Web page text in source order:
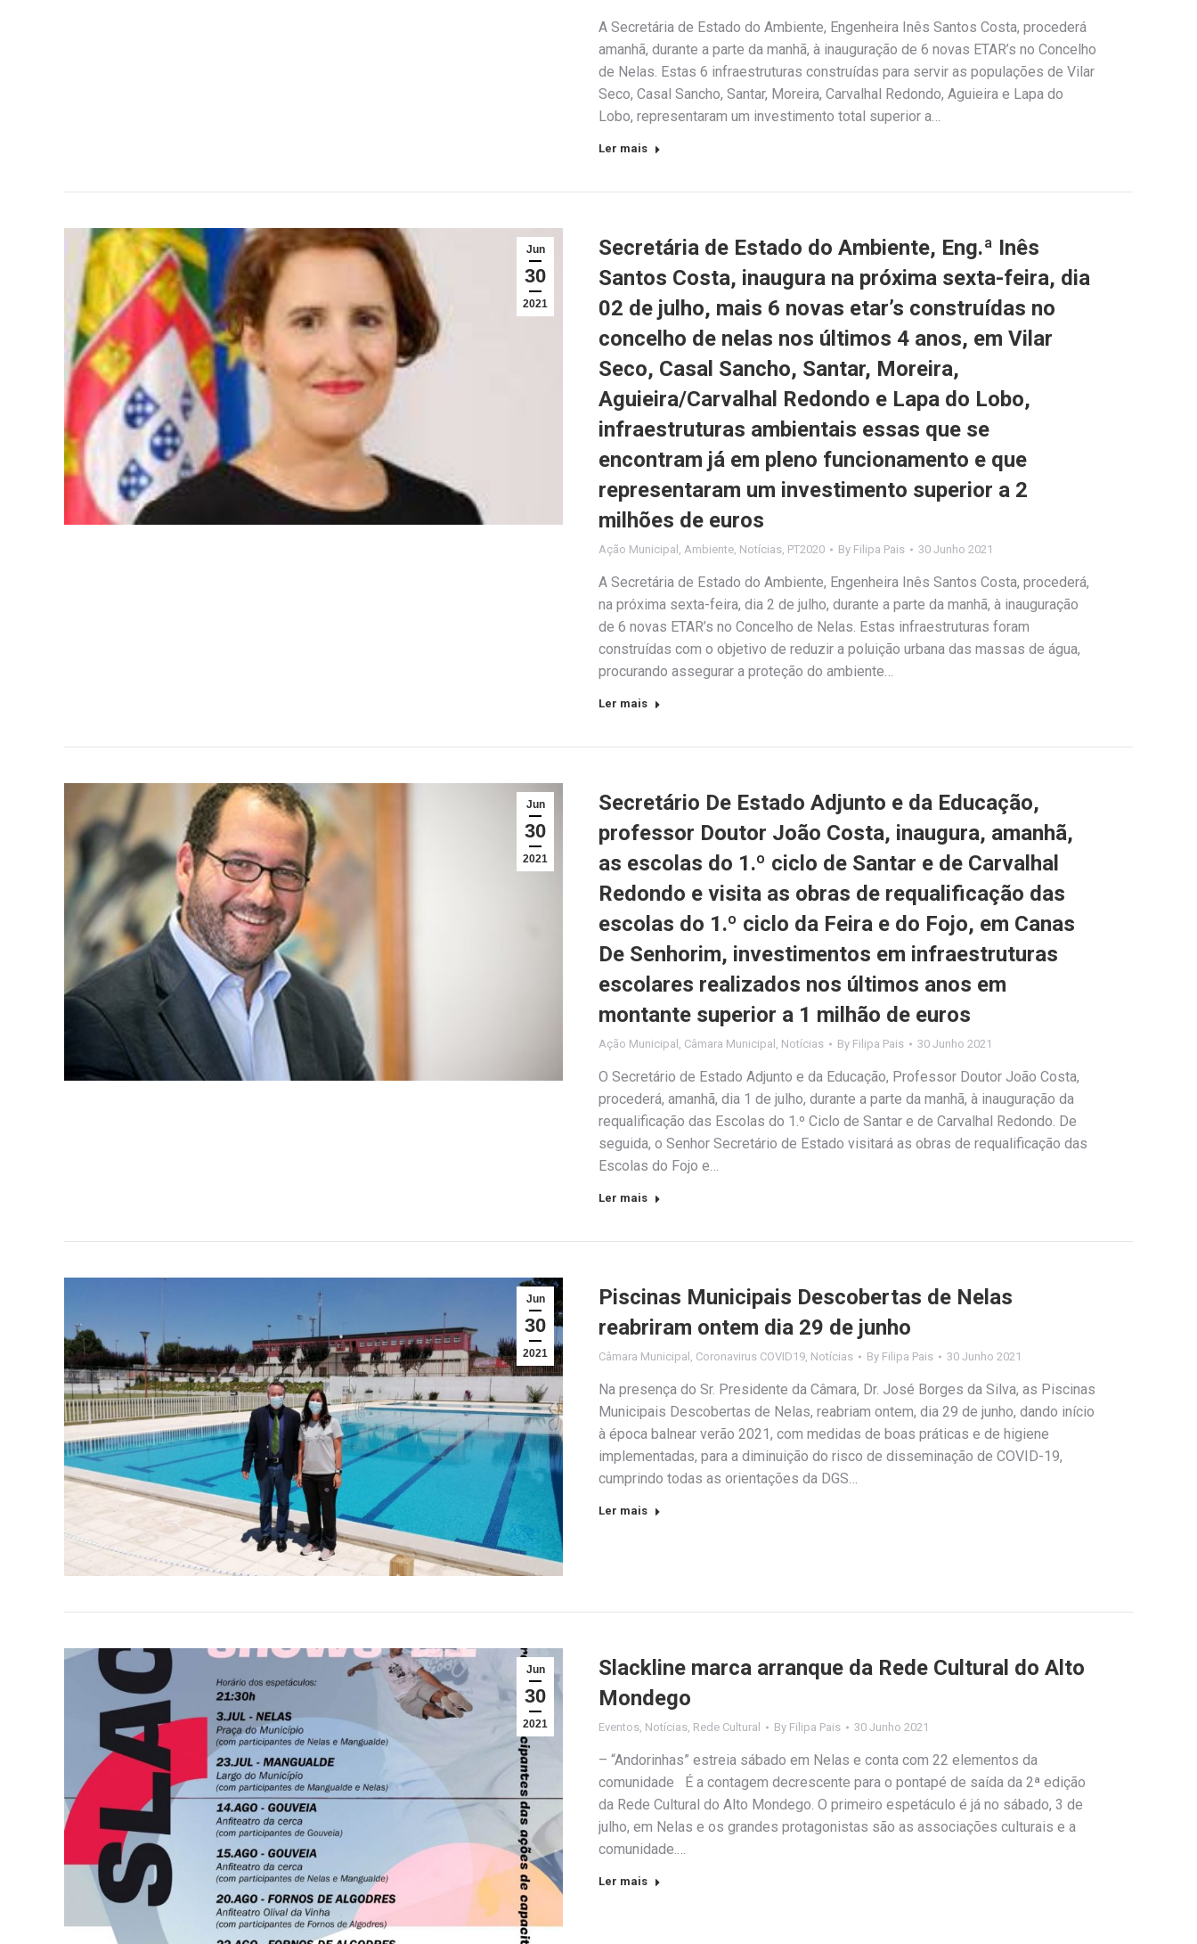
A Secretária de Estado do Ambiente, Engenheira Inês Santos Costa, procederá
amanhã, durante a parte da manhã, à inauguração de 6 novas ETAR’s no Concelho
de Nelas. Estas 6 infraestruturas construídas para servir as populações de Vilar
Seco, Casal Sancho, Santar, Moreira, Carvalhal Redondo, Aguieira e Lapa do
Lobo, representaram um investimento total superior a…
Ler mais
Jun
30
2021
Secretária de Estado do Ambiente, Eng.ª Inês
Santos Costa, inaugura na próxima sexta-feira, dia
02 de julho, mais 6 novas etar’s construídas no
concelho de nelas nos últimos 4 anos, em Vilar
Seco, Casal Sancho, Santar, Moreira,
Aguieira/Carvalhal Redondo e Lapa do Lobo,
infraestruturas ambientais essas que se
encontram já em pleno funcionamento e que
representaram um investimento superior a 2
milhões de euros
Ação Municipal Ambiente Notícias PT2020 By Filipa Pais 30 Junho 2021
A Secretária de Estado do Ambiente, Engenheira Inês Santos Costa, procederá,
na próxima sexta-feira, dia 2 de julho, durante a parte da manhã, à inauguração
de 6 novas ETAR’s no Concelho de Nelas. Estas infraestruturas foram
construídas com o objetivo de reduzir a poluição urbana das massas de água,
procurando assegurar a proteção do ambiente…
Ler mais
Jun
30
2021
Secretário De Estado Adjunto e da Educação,
professor Doutor João Costa, inaugura, amanhã,
as escolas do 1.º ciclo de Santar e de Carvalhal
Redondo e visita as obras de requalificação das
escolas do 1.º ciclo da Feira e do Fojo, em Canas
De Senhorim, investimentos em infraestruturas
escolares realizados nos últimos anos em
montante superior a 1 milhão de euros
Ação Municipal Câmara Municipal Notícias By Filipa Pais 30 Junho 2021
O Secretário de Estado Adjunto e da Educação, Professor Doutor João Costa,
procederá, amanhã, dia 1 de julho, durante a parte da manhã, à inauguração da
requalificação das Escolas do 1.º Ciclo de Santar e de Carvalhal Redondo. De
seguida, o Senhor Secretário de Estado visitará as obras de requalificação das
Escolas do Fojo e…
Ler mais
Jun
30
2021
Piscinas Municipais Descobertas de Nelas
reabriram ontem dia 29 de junho
Câmara Municipal Coronavirus COVID19 Notícias By Filipa Pais 30 Junho 2021
Na presença do Sr. Presidente da Câmara, Dr. José Borges da Silva, as Piscinas
Municipais Descobertas de Nelas, reabriam ontem, dia 29 de junho, dando início
à época balnear verão 2021, com medidas de boas práticas e de higiene
implementadas, para a diminuição do risco de disseminação de COVID-19,
cumprindo todas as orientações da DGS…
Ler mais
Jun
30
2021
Slackline marca arranque da Rede Cultural do Alto
Mondego
Eventos, Notícias, Rede Cultural By Filipa Pais 30 Junho 2021
– “Andorinhas” estreia sábado em Nelas e conta com 22 elementos da
comunidade É a contagem decrescente para o pontapé de saída da 2ª edição
da Rede Cultural do Alto Mondego. O primeiro espetáculo é já no sábado, 3 de
julho, em Nelas e os grandes protagonistas são as associações culturais e a
comunidade.…
Ler mais